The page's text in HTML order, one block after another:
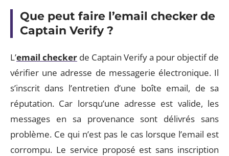
Que peut faire l’email checker de
Captain Verify ?
L’email checker de Captain Verify a pour objectif de
vérifier une adresse de messagerie électronique. Il
s’inscrit dans l’entretien d’une boîte email, de sa
réputation. Car lorsqu’une adresse est valide, les
messages en sa provenance sont délivrés sans
problème. Ce qui n’est pas le cas lorsque l’email est
corrompu. Le service proposé est sans inscription